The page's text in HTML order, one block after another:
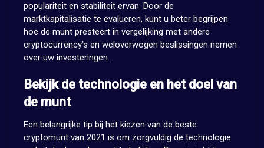
populariteit en stabiliteit ervan. Door de
marktkapitalisatie te evalueren, kunt u beter begrijpen
hoe de munt presteert in vergelijking met andere
cryptocurrency’s en weloverwogen beslissingen nemen
over uw investeringen.
Bekijk de technologie en het doel van
de munt
Een belangrijke tip bij het kiezen van de beste
cryptomunt van 2021 is om zorgvuldig de technologie